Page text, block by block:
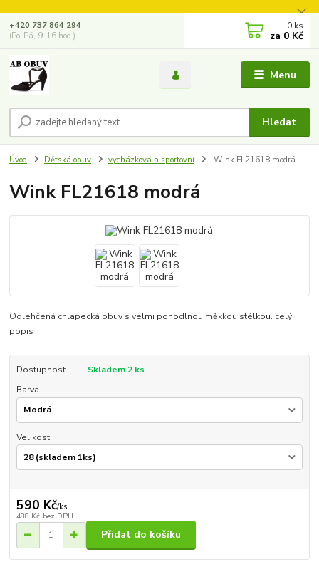
Menu
Hledat
+420 737 864 294
(Po-Pá, 9-16 hod.)
0 ks
za 0 Kč
Úvod Dětská obuv vycházková a sportovní Wink FL21618 modrá
Wink FL21618 modrá
Odlehčená chlapecká obuv s velmi pohodlnou,měkkou stélkou. celý
popis
Dostupnost
Skladem 2 ks
Barva
Velikost
590 Kč/ks
488 Kč bez DPH
Přidat do košíku